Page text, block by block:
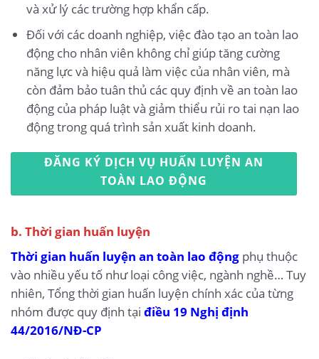
và xử lý các trường hợp khẩn cấp.
Đối với các doanh nghiệp, việc đào tạo an toàn lao
động cho nhân viên không chỉ giúp tăng cường
năng lực và hiệu quả làm việc của nhân viên, mà
còn đảm bảo tuân thủ các quy định về an toàn lao
động của pháp luật và giảm thiểu rủi ro tai nạn lao
động trong quá trình sản xuất kinh doanh.
ĐĂNG KÝ DỊCH VỤ HUẤN LUYỆN AN
TOÀN LAO ĐỘNG
b. Thời gian huấn luyện
Thời gian huấn luyện an toàn lao động phụ thuộc
vào nhiều yếu tố như loại công việc, ngành nghề… Tuy
nhiên, Tổng thời gian huấn luyện chính xác của từng
nhóm được quy định tại điều 19 Nghị định
44/2016/NĐ-CP